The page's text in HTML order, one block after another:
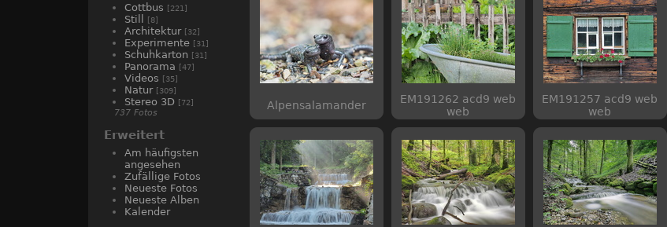
Cottbus [221]
Still [8]
Architektur [32]
Experimente [31]
Schuhkarton [31]
Panorama [47]
Videos [35]
Natur [309]
Stereo 3D [72]
737 Fotos
Erweitert
Am häufigsten
angesehen
Zufällige Fotos
Neueste Fotos
Neueste Alben
Kalender
Alpensalamander
EM191262 acd9 web
web
EM191257 acd9 web
web